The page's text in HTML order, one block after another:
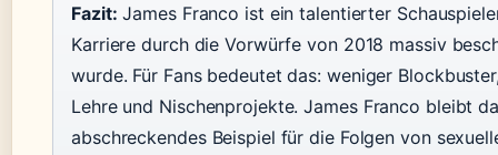
Fazit: James Franco ist ein talentierter
Karriere durch die Vorwürfe von 2018 massiv
wurde. Für Fans bedeutet das: weniger
Lehre und Nischenprojekte. James Franco bleibt
abschreckendes Beispiel für die Folgen von